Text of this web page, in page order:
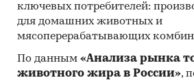
приложений магазинов
Прогноз количества
на 4 года
ключевых потребителей:
для домашних животных и
мясоперерабатывающих
По данным «Анализа рынка
животного жира в России»,